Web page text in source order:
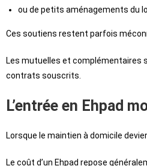
ou de petits aménagements du
Ces soutiens restent parfois
Les mutuelles et complémentaires
contrats souscrits.
L’entrée en Ehpad
Lorsque le maintien à domicile
Le coût d’un Ehpad repose